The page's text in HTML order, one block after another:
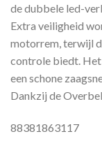
de dubbele led-
Extra veiligheid
motorrem, terwijl
controle biedt.
een schone
Dankzij de
88381863117